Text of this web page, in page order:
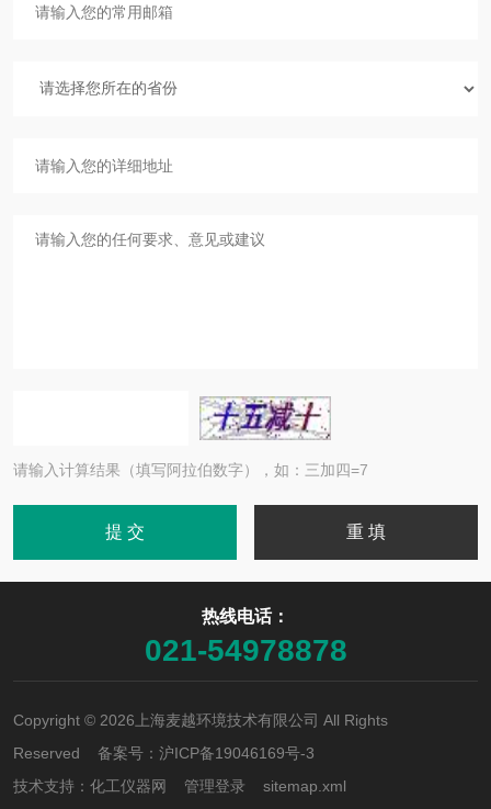
请输入计算结果（填写阿拉伯数字），如：三加四=7
热线电话：
021-54978878
Copyright © 2026上海麦越环境技术有限公司 All Rights
Reserved 备案号： 沪ICP备19046169号-3
技术支持： 化工仪器网 管理登录 sitemap.xml